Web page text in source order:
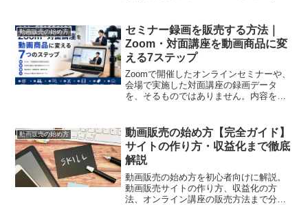
ーシップは月額制でファンと継続的につ
ながれる仕組...
動画販売の始め方
セミナー録画を販売する方法｜
Zoom・対面講座を動画商品に変
える7ステップ
Zoomで開催したオンラインセミナーや、
会場で実施した対面講座の録画データ
を、そるものではありません。内容を整
として提供したり、過去に蓄積した知識
を継続的な収益へ変えた...
動画販売の始め方
動画販売の始め方【完全ガイド】
サイトの作り方・収益化まで徹底
解説
動画販売の始め方を初心者向けに解説。
動画販売サイトの作り方、収益化の方
法、オンライン講座の販売方法まで分か